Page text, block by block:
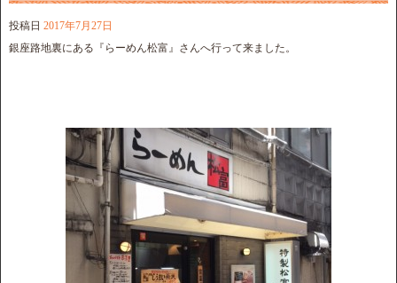
投稿日 2017年7月27日
銀座路地裏にある『らーめん松富』さんへ行って来ました。